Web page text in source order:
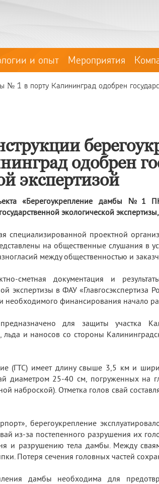
и опыт Мероприятия
№ 1 в порту Калининград одобрен
одобрен
экспертизой
«Берегоукрепление дамбы №1
экологической
специализированной проектной
на общественные слушания в
между общественностью и
сметная документация и
экспертизы в ФАУ «Главгосэкспертиза
финансирования начало
для защиты участка
льда и наносов со стороны
(ГТС) имеет длину свыше 3,5 км и
диаметром 25-40 см, погруженных на
наброской). Отметка голов свай
берегоукрепление
из-за постепенного разрушения их
и разрушению тела дамбы. Между
Потеря сечения головных частей
дамбы необходима для